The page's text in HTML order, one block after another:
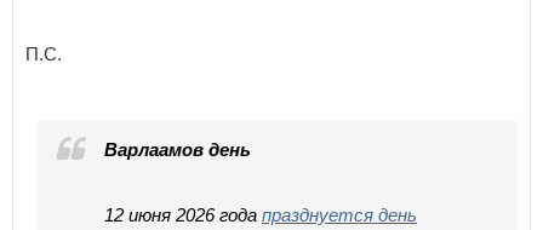
П.С.
Варлаамов день
12 июня 2026 года празднуется день